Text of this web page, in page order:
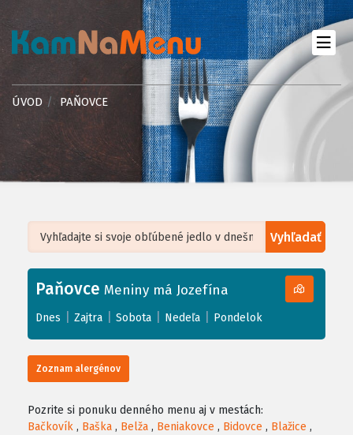
ÚVOD PAŇOVCE
Vyhľadať
+
−
Leaflet| ©OpenStreetMap, Tiles courtesy ofHumanitarian OpenStreetMap
Paňovce Meniny má Jozefína
Dnes Zajtra Sobota Nedeľa Pondelok
Zoznam alergénov
Pozrite si ponuku denného menu aj v mestách:
Bačkovík , Baška , Belža , Beniakovce , Bidovce , Blažice ,